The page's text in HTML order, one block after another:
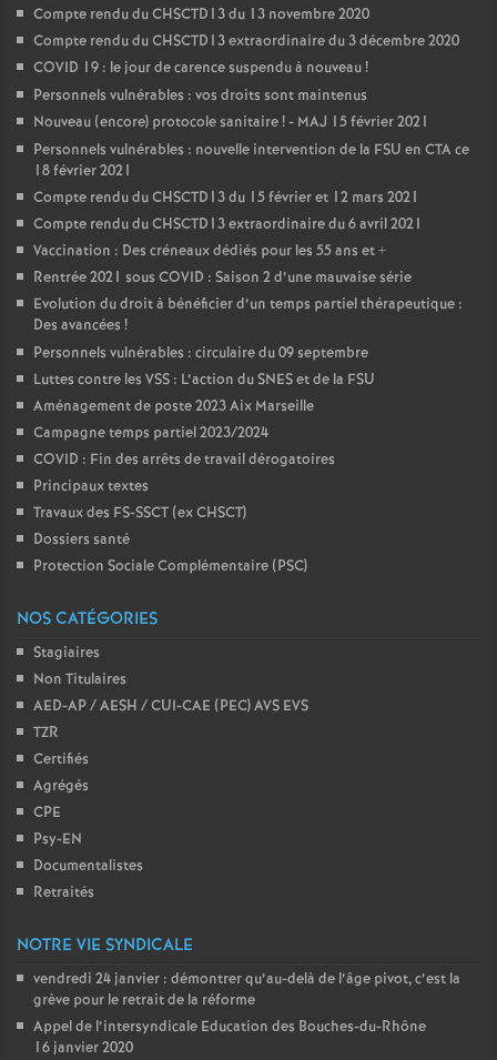
Compte rendu du CHSCTD13 du 13 novembre 2020
Compte rendu du CHSCTD13 extraordinaire du 3 décembre 2020
COVID 19 : le jour de carence suspendu à nouveau!
Personnels vulnérables : vos droits sont maintenus
Nouveau (encore) protocole sanitaire! - MAJ 15 février 2021
Personnels vulnérables : nouvelle intervention de la FSU en CTA ce
18 février 2021
Compte rendu du CHSCTD13 du 15 février et 12 mars 2021
Compte rendu du CHSCTD13 extraordinaire du 6 avril 2021
Vaccination : Des créneaux dédiés pour les 55 ans et +
Rentrée 2021 sous COVID : Saison 2 d’une mauvaise série
Evolution du droit à bénéficier d’un temps partiel thérapeutique :
Des avancées !
Personnels vulnérables : circulaire du 09 septembre
Luttes contre les VSS : L’action du SNES et de la FSU
Aménagement de poste 2023 Aix Marseille
Campagne temps partiel 2023/2024
COVID : Fin des arrêts de travail dérogatoires
Principaux textes
Travaux des FS-SSCT (ex CHSCT)
Dossiers santé
Protection Sociale Complémentaire (PSC)
NOS CATÉGORIES
Stagiaires
Non Titulaires
AED-AP / AESH / CUI-CAE (PEC) AVS EVS
TZR
Certifiés
Agrégés
CPE
Psy-EN
Documentalistes
Retraités
NOTRE VIE SYNDICALE
vendredi 24 janvier : démontrer qu’au-delà de l’âge pivot, c’est la
grève pour le retrait de la réforme
Appel de l’intersyndicale Education des Bouches-du-Rhône
16 janvier 2020